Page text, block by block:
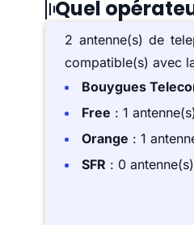
Quel
2 antenne(s) de
compatible(s) avec
Bouygues
Free : 1
Orange : 1
SFR : 0 antenne(s)